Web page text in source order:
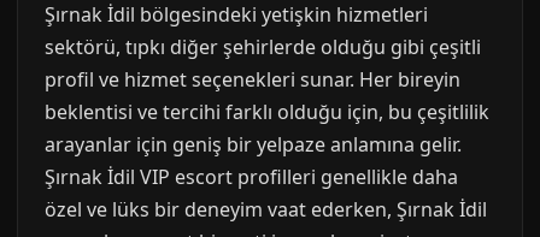
Şırnak İdil bölgesindeki yetişkin hizmetleri
sektörü, tıpkı diğer şehirlerde olduğu gibi çeşitli
profil ve hizmet seçenekleri sunar. Her bireyin
beklentisi ve tercihi farklı olduğu için, bu çeşitlilik
arayanlar için geniş bir yelpaze anlamına gelir.
Şırnak İdil VIP escort profilleri genellikle daha
özel ve lüks bir deneyim vaat ederken, Şırnak İdil